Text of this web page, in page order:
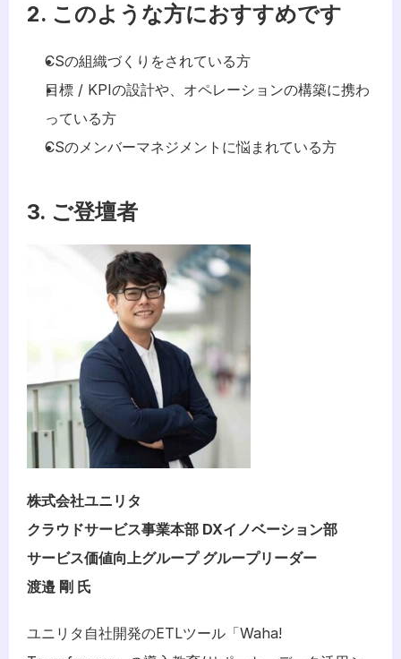
2. このような方におすすめです
CSの組織づくりをされている方
目標 / KPIの設計や、オペレーションの構築に携わ
っている方
CSのメンバーマネジメントに悩まれている方
3. ご登壇者
株式会社ユニリタ
クラウドサービス事業本部 DXイノベーション部
サービス価値向上グループ グループリーダー
渡邉 剛 氏
ユニリタ自社開発のETLツール「Waha!